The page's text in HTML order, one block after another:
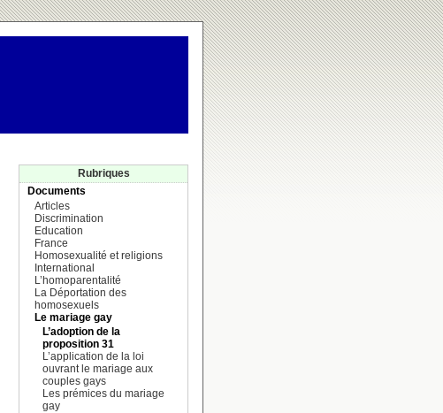
Rubriques
Documents
Articles
Discrimination
Education
France
Homosexualité et religions
International
L’homoparentalité
La Déportation des
homosexuels
Le mariage gay
L’adoption de la
proposition 31
L’application de la loi
ouvrant le mariage aux
couples gays
Les prémices du mariage
gay